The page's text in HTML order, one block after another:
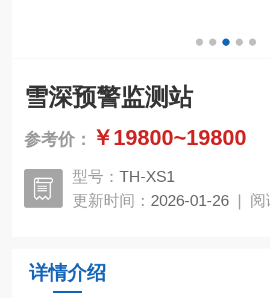
雪深预警监测站
参考价： ￥19800~19800
型号： TH-XS1
更新时间： 2026-01-26 | 阅
详情介绍